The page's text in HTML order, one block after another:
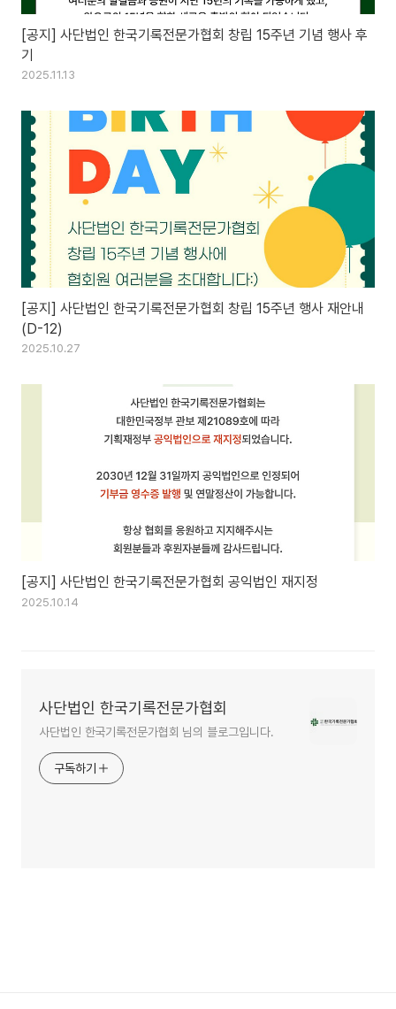
[공지] 사단법인 한국기록전문가협회 창립 15주년 기념 행사 후
기
2025.11.13
[공지] 사단법인 한국기록전문가협회 창립 15주년 행사 재안내
(D-12)
2025.10.27
[공지] 사단법인 한국기록전문가협회 공익법인 재지정
2025.10.14
사단법인 한국기록전문가협회
사단법인 한국기록전문가협회 님의 블로그입니다.
구독하기